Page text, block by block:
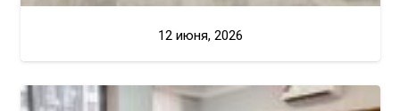
12 июня, 2026